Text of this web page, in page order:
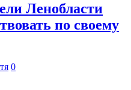
Ленобласти
по своему
0